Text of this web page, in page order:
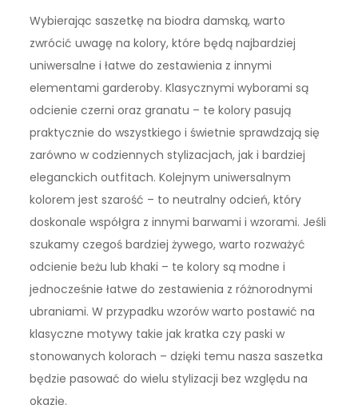
Wybierając saszetkę na biodra damską, warto
zwrócić uwagę na kolory, które będą najbardziej
uniwersalne i łatwe do zestawienia z innymi
elementami garderoby. Klasycznymi wyborami są
odcienie czerni oraz granatu – te kolory pasują
praktycznie do wszystkiego i świetnie sprawdzają się
zarówno w codziennych stylizacjach, jak i bardziej
eleganckich outfitach. Kolejnym uniwersalnym
kolorem jest szarość – to neutralny odcień, który
doskonale współgra z innymi barwami i wzorami. Jeśli
szukamy czegoś bardziej żywego, warto rozważyć
odcienie beżu lub khaki – te kolory są modne i
jednocześnie łatwe do zestawienia z różnorodnymi
ubraniami. W przypadku wzorów warto postawić na
klasyczne motywy takie jak kratka czy paski w
stonowanych kolorach – dzięki temu nasza saszetka
będzie pasować do wielu stylizacji bez względu na
okazję.